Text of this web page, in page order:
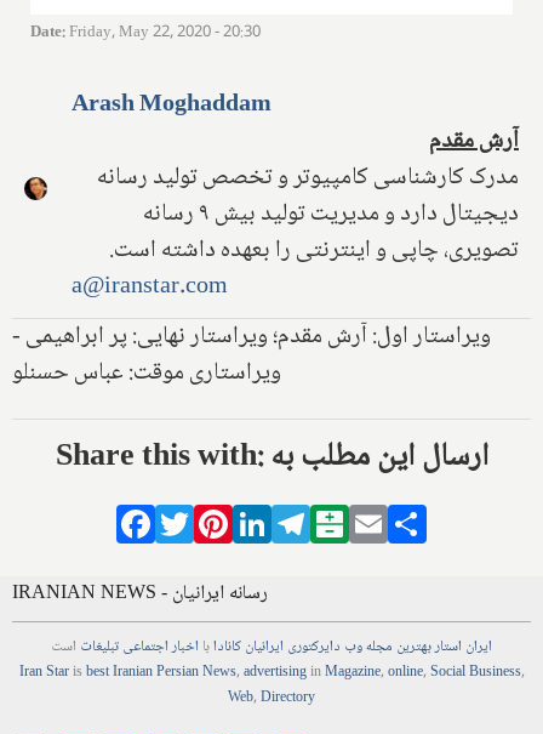
Date:Friday, May 22, 2020 - 20:30
Arash Moghaddam
آرش مقدم
مدرک کارشناسی کامپیوتر و تخصص تولید رسانه
دیجیتال دارد و مدیریت تولید بیش ۹ رسانه
تصویری، چاپی و اینترنتی را بعهده داشته است.
a@iranstar.com
ویراستار اول: آرش مقدم؛ ویراستار نهایی: پر ابراهیمی -
ویراستاری موقت: عباس حسنلو
Share this with: ارسال این مطلب به
Facebook
TwitterPinterestLinkedIn
Telegram
Balatarin
Email
IRANIAN NEWS - رسانه ایرانیان
ایران استاربهترین مجلهوب دایرکتوری ایرانیان کانادابا اخباراجتماعیتبلیغات است
Iran Starisbest Iranian PersianNews,advertisinginMagazine,online,Social Business,
Web,Directory